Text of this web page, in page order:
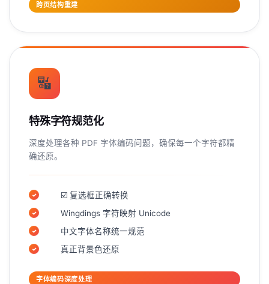
跨页结构重建
🔣
特殊字符规范化
深度处理各种 PDF 字体编码问题，确保每一个字符都精
确还原。
✓ ☑️ 复选框正确转换
✓ Wingdings 字符映射 Unicode
✓ 中文字体名称统一规范
✓ 真正背景色还原
字体编码深度处理